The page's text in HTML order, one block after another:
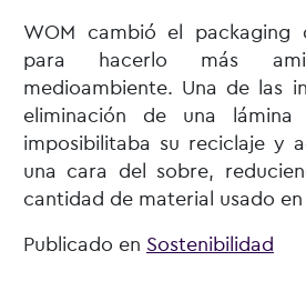
WOM cambió el packaging
para hacerlo más
medioambiente. Una de las
eliminación de una
imposibilitaba su reciclaje y
una cara del sobre,
cantidad de material usado
Publicado en Sostenibilidad